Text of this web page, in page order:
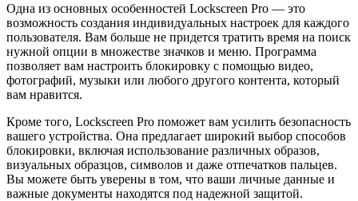
Одна из основных особенностей Lockscreen Pro — это
возможность создания индивидуальных настроек для каждого
пользователя. Вам больше не придется тратить время на поиск
нужной опции в множестве значков и меню. Программа
позволяет вам настроить блокировку с помощью видео,
фотографий, музыки или любого другого контента, который
вам нравится.
Кроме того, Lockscreen Pro поможет вам усилить безопасность
вашего устройства. Она предлагает широкий выбор способов
блокировки, включая использование различных образов,
визуальных образцов, символов и даже отпечатков пальцев.
Вы можете быть уверены в том, что ваши личные данные и
важные документы находятся под надежной защитой.